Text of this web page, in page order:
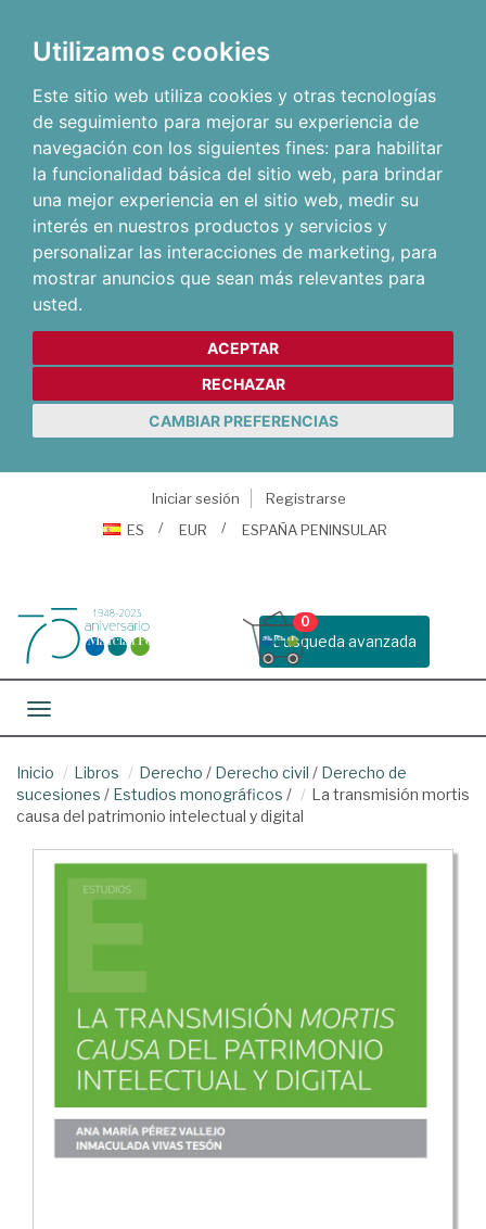
Utilizamos cookies
Este sitio web utiliza cookies y otras tecnologías
de seguimiento para mejorar su experiencia de
navegación con los siguientes fines: para habilitar
la funcionalidad básica del sitio web, para brindar
una mejor experiencia en el sitio web, medir su
interés en nuestros productos y servicios y
personalizar las interacciones de marketing, para
mostrar anuncios que sean más relevantes para
usted.
ACEPTAR
RECHAZAR
CAMBIAR PREFERENCIAS
Iniciar sesión
Registrarse
ES
EUR ESPAÑA PENINSULAR
Busqueda avanzada
0
Toggle navigation
Inicio Libros Derecho / Derecho civil / Derecho de
sucesiones / Estudios monográficos /
La transmisión mortis
causa del patrimonio intelectual y digital